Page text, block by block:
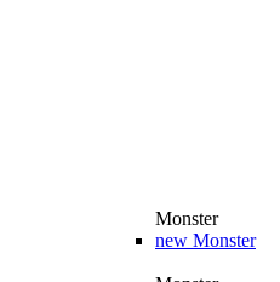
Monster
new Monster